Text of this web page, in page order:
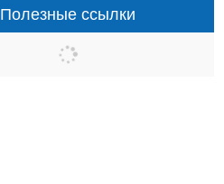
Полезные ссылки